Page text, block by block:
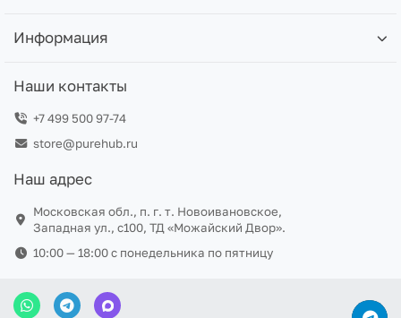
Информация
Наши контакты
+7 499 500 97-74
store@purehub.ru
Наш адрес
Московская обл., п. г. т. Новоивановское,
Западная ул., с100, ТД «Можайский Двор».
10:00 — 18:00 c понедельника по пятницу